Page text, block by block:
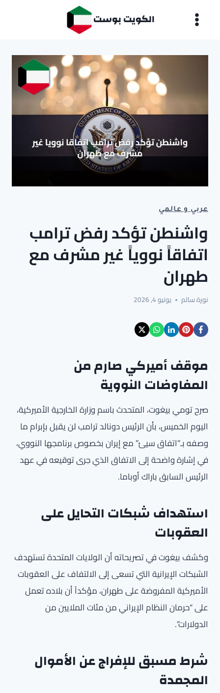
الكويت بوست
عربي و عالمي
واشنطن تؤكد رفض ترامب
اتفاقاً نووياً غير مشرف مع
طهران
نورة سالم يونيو 4, 2026
موقف أميركي صارم من
المفاوضات النووية
صرح تومي بيغوت، المتحدث باسم وزارة الخارجية الأميركية،
اليوم الخميس، بأن الرئيس دونالد ترامب لن يقبل بإبرام ما
وصفه بـ”اتفاق سيئ” مع إيران بخصوص برنامجها النووي،
في إشارة واضحة إلى الاتفاق الذي جرى توقيعه في عهد
الرئيس السابق باراك أوباما.
استهداف شبكات التحايل على
العقوبات
وكشف بيغوت في تصريحاته أن الولايات المتحدة تستهدف
الشبكات الإيرانية التي تسعى إلى الالتفاف على العقوبات
الأميركية المفروضة على طهران، مؤكداً أن بلاده تعمل
على “حرمان النظام الإيراني من مئات الملايين من
الدولارات”.
شرط مسبق للإفراج عن الأموال
المجمدة